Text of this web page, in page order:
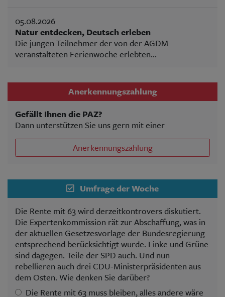
05.08.2026
Natur entdecken, Deutsch erleben
Die jungen Teilnehmer der von der AGDM
veranstalteten Ferienwoche erlebten...
Anerkennungszahlung
Gefällt Ihnen die PAZ?
Dann unterstützen Sie uns gern mit einer
Anerkennungszahlung
Umfrage der Woche
Die Rente mit 63 wird derzeitkontrovers diskutiert.
Die Expertenkommission rät zur Abschaffung, was in
der aktuellen Gesetzesvorlage der Bundesregierung
entsprechend berücksichtigt wurde. Linke und Grüne
sind dagegen. Teile der SPD auch. Und nun
rebellieren auch drei CDU-Ministerpräsidenten aus
dem Osten. Wie denken Sie darüber?
Die Rente mit 63 muss bleiben, alles andere wäre